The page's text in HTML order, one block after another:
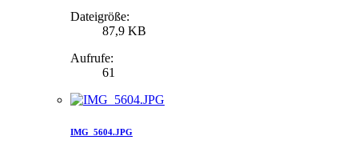
Dateigröße:
87,9 KB
Aufrufe:
61
IMG_5604.JPG